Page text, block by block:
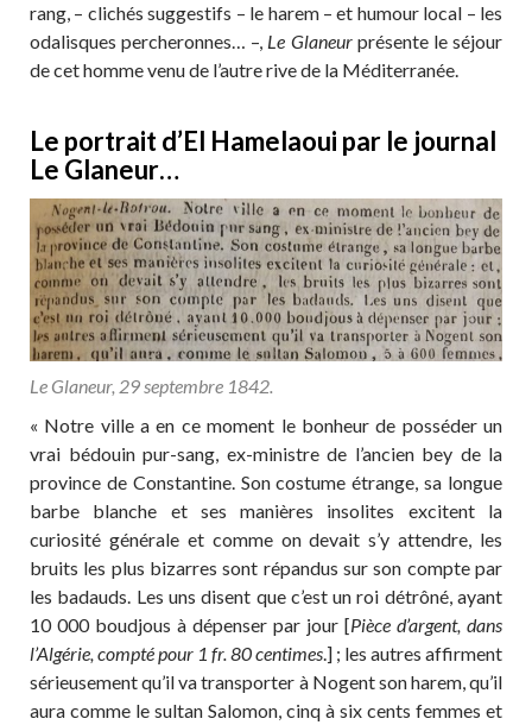
rang, – clichés suggestifs – le harem – et humour local – les
odalisques percheronnes… –, Le Glaneurprésente le séjour
de cet homme venu de l’autre rive de la Méditerranée.
Le portrait d’El Hamelaoui par le journal
Le Glaneur…
Le Glaneur, 29 septembre 1842.
« Notre ville a en ce moment le bonheur de posséder un
vrai bédouin pur-sang, ex-ministre de l’ancien bey de la
province de Constantine. Son costume étrange, sa longue
barbe blanche et ses manières insolites excitent la
curiosité générale et comme on devait s’y attendre, les
bruits les plus bizarres sont répandus sur son compte par
les badauds. Les uns disent que c’est un roi détrôné, ayant
10 000 boudjous à dépenser par jour [Pièce d’argent, dans
l’Algérie, compté pour 1 fr. 80 centimes .] ; les autres affirment
sérieusement qu’il va transporter à Nogent son harem, qu’il
aura comme le sultan Salomon, cinq à six cents femmes et